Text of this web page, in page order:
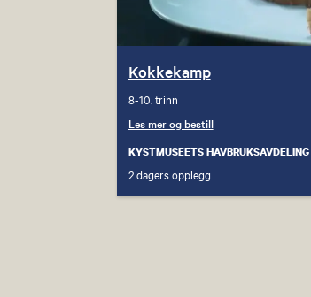
Kokkekamp
8-10. trinn
Les mer og bestill
KYSTMUSEETS
2 dagers opplegg